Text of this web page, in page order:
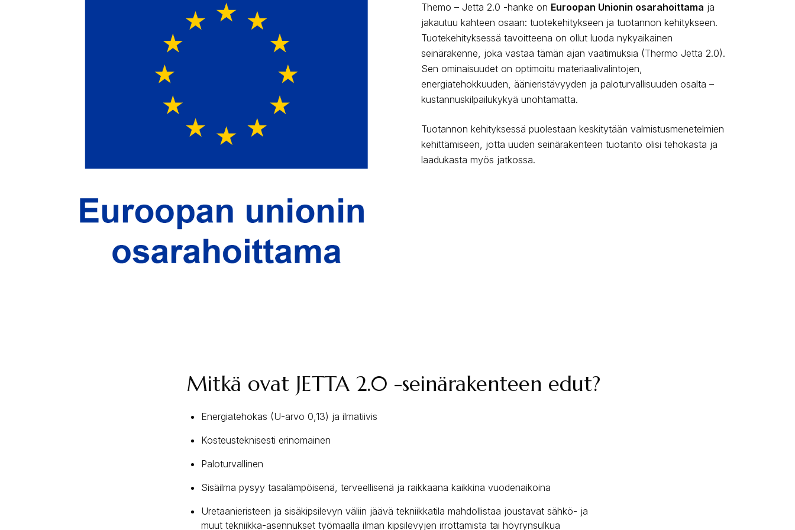
Themo – Jetta 2.0 -hanke on Euroopan Unionin osarahoittama ja
jakautuu kahteen osaan: tuotekehitykseen ja tuotannon kehitykseen.
Tuotekehityksessä tavoitteena on ollut luoda nykyaikainen
seinärakenne, joka vastaa tämän ajan vaatimuksia (Thermo Jetta 2.0).
Sen ominaisuudet on optimoitu materiaalivalintojen,
energiatehokkuuden, äänieristävyyden ja paloturvallisuuden osalta –
kustannuskilpailukykyä unohtamatta.
Tuotannon kehityksessä puolestaan keskitytään valmistusmenetelmien
kehittämiseen, jotta uuden seinärakenteen tuotanto olisi tehokasta ja
laadukasta myös jatkossa.
Mitkä ovat JETTA 2.0 -seinärakenteen edut?
Energiatehokas (U-arvo 0,13) ja ilmatiivis
Kosteusteknisesti erinomainen
Paloturvallinen
Sisäilma pysyy tasalämpöisenä, terveellisenä ja raikkaana kaikkina vuodenaikoina
Uretaanieristeen ja sisäkipsilevyn väliin jäävä tekniikkatila mahdollistaa joustavat sähkö- ja
muut tekniikka-asennukset työmaalla ilman kipsilevyjen irrottamista tai höyrynsulkua